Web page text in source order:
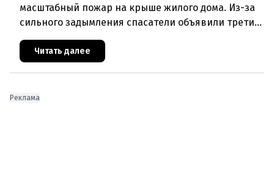
масштабный пожар на крыше жилого дома. Из-за
сильного задымления спасатели объявили третий
уровень тревоги и задействовали 36 единиц
техники. Огонь удалось п
Читать далее
Реклама